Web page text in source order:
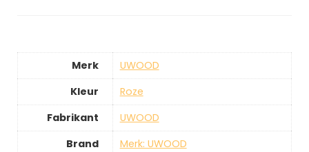
Merk
‎UWOOD
Kleur
‎Roze
Fabrikant
‎UWOOD
Brand
Merk: UWOOD